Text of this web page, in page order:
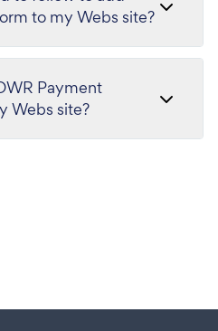
to my Webs site?
Payment
Webs site?